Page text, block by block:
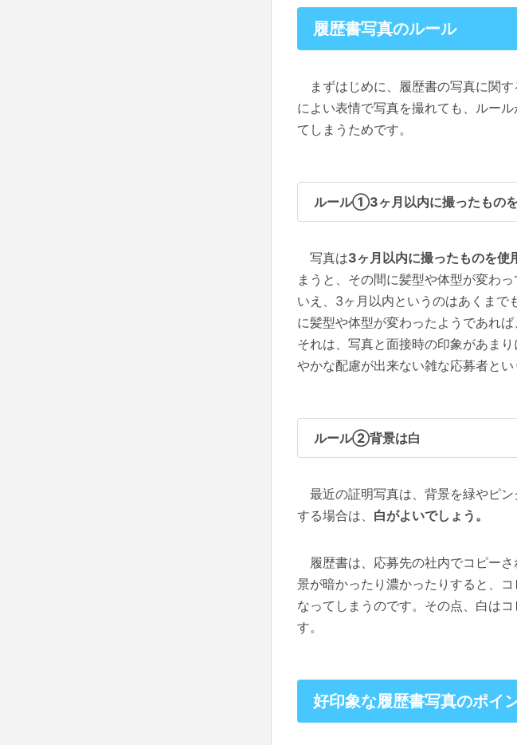
履歴書写真のルール
まずはじめに、履歴書の写真に関
によい表情で写真を撮れても、ルー
てしまうためです。
ルール➀3ヶ月以内に撮ったもの
写真は3ヶ月以内に撮ったものを使
まうと、その間に髪型や体型が変わ
いえ、3ヶ月以内というのはあくまで
に髪型や体型が変わったようであれ
それは、写真と面接時の印象があま
やかな配慮が出来ない雑な応募者と
ルール②背景は白
最近の証明写真は、背景を緑やピ
する場合は、 白がよいでしょう。
履歴書は、応募先の社内でコピー
景が暗かったり濃かったりすると、
なってしまうのです。その点、白は
す。
好印象な履歴書写真のポイ